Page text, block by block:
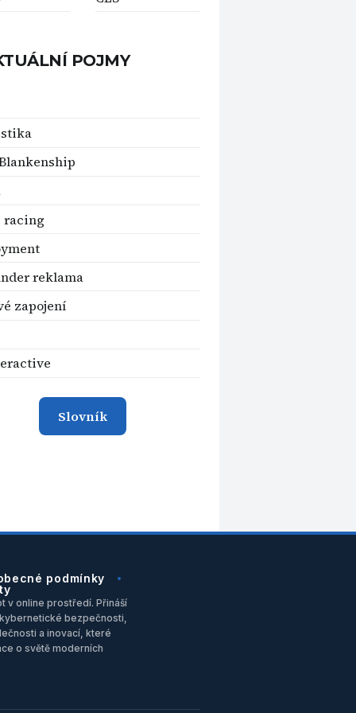
POJMY
racing
reklama
zapojení
Slovník
podmínky
v online prostředí. Přináší
bezpečnosti,
a inovací, které
o světě moderních